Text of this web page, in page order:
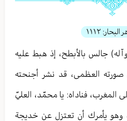
البحار: ١١١٢
وآله) جالس بالأبطح، إذ هبط عليه
صورته العظمى، قد نشر أجنحته
فناداه: يا محمّد، العليّ
وهو يأمرك أن تعتزل عن خديجة